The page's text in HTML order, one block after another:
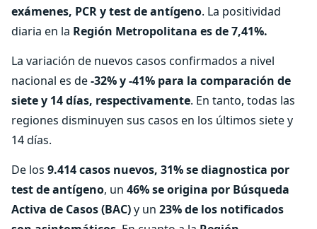
exámenes, PCR y test de antígeno. La positividad
diaria en la Región Metropolitana es de 7,41%.
La variación de nuevos casos confirmados a nivel
nacional es de-32% y -41% para la comparación de
siete y 14 días, respectivamente. En tanto, todas las
regiones disminuyen sus casos en los últimos siete y
14 días.
De los 9.414 casos nuevos, 31% se diagnostica por
test de antígeno, un 46% se origina por Búsqueda
Activa de Casos (BAC)y un 23% de los notificados